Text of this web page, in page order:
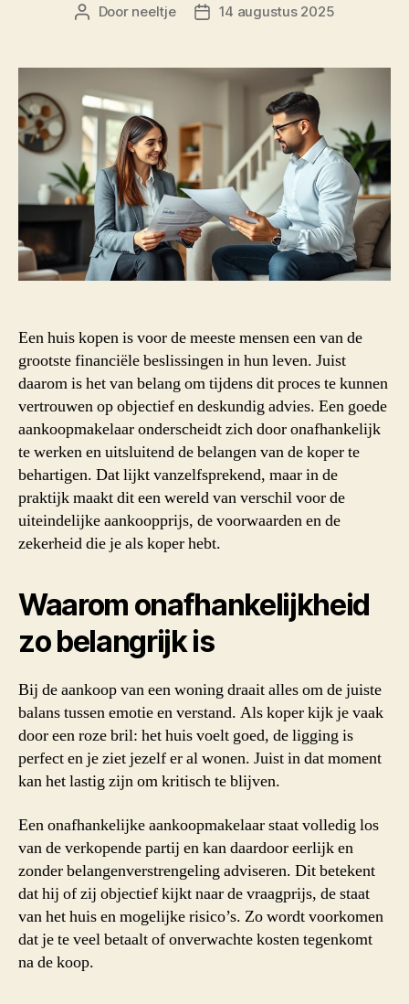
Berichtauteur
Door neeltje Berichtdatum
14 augustus 2025
Een huis kopen is voor de meeste mensen een van de
grootste financiële beslissingen in hun leven. Juist
daarom is het van belang om tijdens dit proces te kunnen
vertrouwen op objectief en deskundig advies. Een goede
aankoopmakelaar onderscheidt zich door onafhankelijk
te werken en uitsluitend de belangen van de koper te
behartigen. Dat lijkt vanzelfsprekend, maar in de
praktijk maakt dit een wereld van verschil voor de
uiteindelijke aankoopprijs, de voorwaarden en de
zekerheid die je als koper hebt.
Waarom onafhankelijkheid
zo belangrijk is
Bij de aankoop van een woning draait alles om de juiste
balans tussen emotie en verstand. Als koper kijk je vaak
door een roze bril: het huis voelt goed, de ligging is
perfect en je ziet jezelf er al wonen. Juist in dat moment
kan het lastig zijn om kritisch te blijven.
Een onafhankelijke aankoopmakelaar staat volledig los
van de verkopende partij en kan daardoor eerlijk en
zonder belangenverstrengeling adviseren. Dit betekent
dat hij of zij objectief kijkt naar de vraagprijs, de staat
van het huis en mogelijke risico’s. Zo wordt voorkomen
dat je te veel betaalt of onverwachte kosten tegenkomt
na de koop.